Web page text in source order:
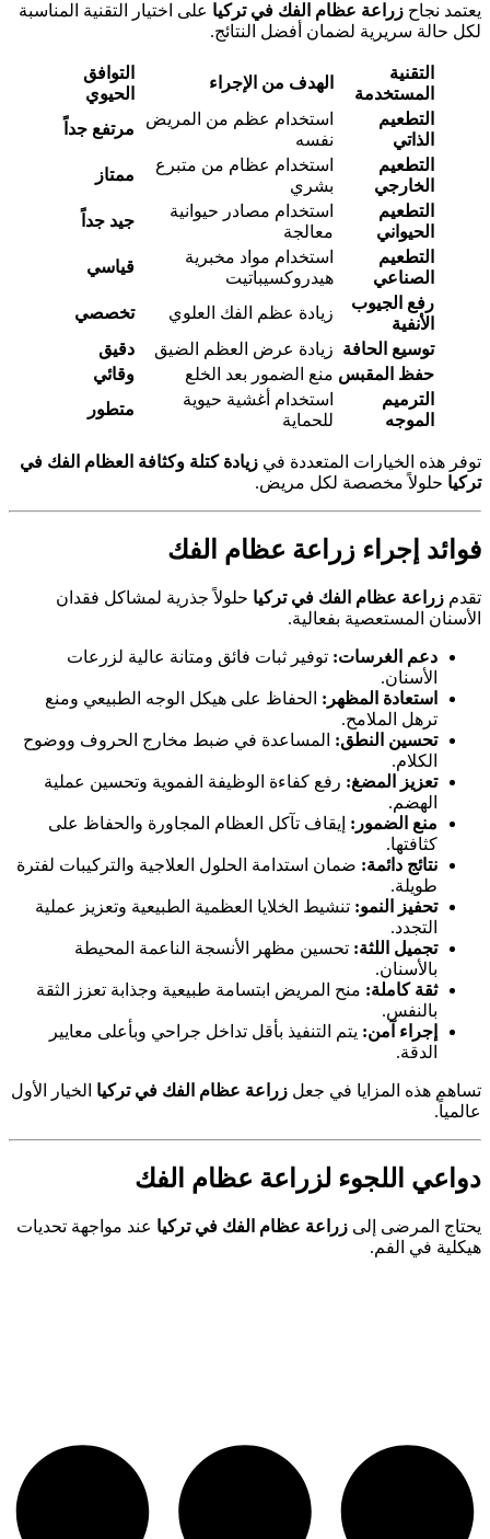
يعتمد نجاح زراعة عظام الفك في تركيا على اختيار التقنية المناسبة
لكل حالة سريرية لضمان أفضل النتائج.
التقنية
المستخدمة
الهدف من الإجراء
التوافق
الحيوي
التطعيم
الذاتي
استخدام عظم من المريض
نفسه
مرتفع جداً
التطعيم
الخارجي
استخدام عظام من متبرع
بشري
ممتاز
التطعيم
الحيواني
استخدام مصادر حيوانية
معالجة
جيد جداً
التطعيم
الصناعي
استخدام مواد مخبرية
هيدروكسيباتيت
قياسي
رفع الجيوب
الأنفية
زيادة عظم الفك العلوي
تخصصي
توسيع الحافة زيادة عرض العظم الضيق
دقيق
حفظ المقبس منع الضمور بعد الخلع
وقائي
الترميم
الموجه
استخدام أغشية حيوية
للحماية
متطور
توفر هذه الخيارات المتعددة في زيادة كتلة وكثافة العظام الفك في
تركيا حلولاً مخصصة لكل مريض.
فوائد إجراء زراعة عظام الفك
تقدم زراعة عظام الفك في تركيا حلولاً جذرية لمشاكل فقدان
الأسنان المستعصية بفعالية.
دعم الغرسات: توفير ثبات فائق ومتانة عالية لزرعات
الأسنان.
استعادة المظهر: الحفاظ على هيكل الوجه الطبيعي ومنع
ترهل الملامح.
تحسين النطق: المساعدة في ضبط مخارج الحروف ووضوح
الكلام.
تعزيز المضغ: رفع كفاءة الوظيفة الفموية وتحسين عملية
الهضم.
منع الضمور: إيقاف تآكل العظام المجاورة والحفاظ على
كثافتها.
نتائج دائمة: ضمان استدامة الحلول العلاجية والتركيبات لفترة
طويلة.
تحفيز النمو: تنشيط الخلايا العظمية الطبيعية وتعزيز عملية
التجدد.
تجميل اللثة: تحسين مظهر الأنسجة الناعمة المحيطة
بالأسنان.
ثقة كاملة: منح المريض ابتسامة طبيعية وجذابة تعزز الثقة
بالنفس.
إجراء آمن: يتم التنفيذ بأقل تداخل جراحي وبأعلى معايير
الدقة.
تساهم هذه المزايا في جعل زراعة عظام الفك في تركيا الخيار الأول
عالمياً.
دواعي اللجوء لزراعة عظام الفك
يحتاج المرضى إلى زراعة عظام الفك في تركيا عند مواجهة تحديات
هيكلية في الفم.